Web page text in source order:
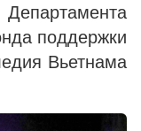
поддержки
Вьетнама